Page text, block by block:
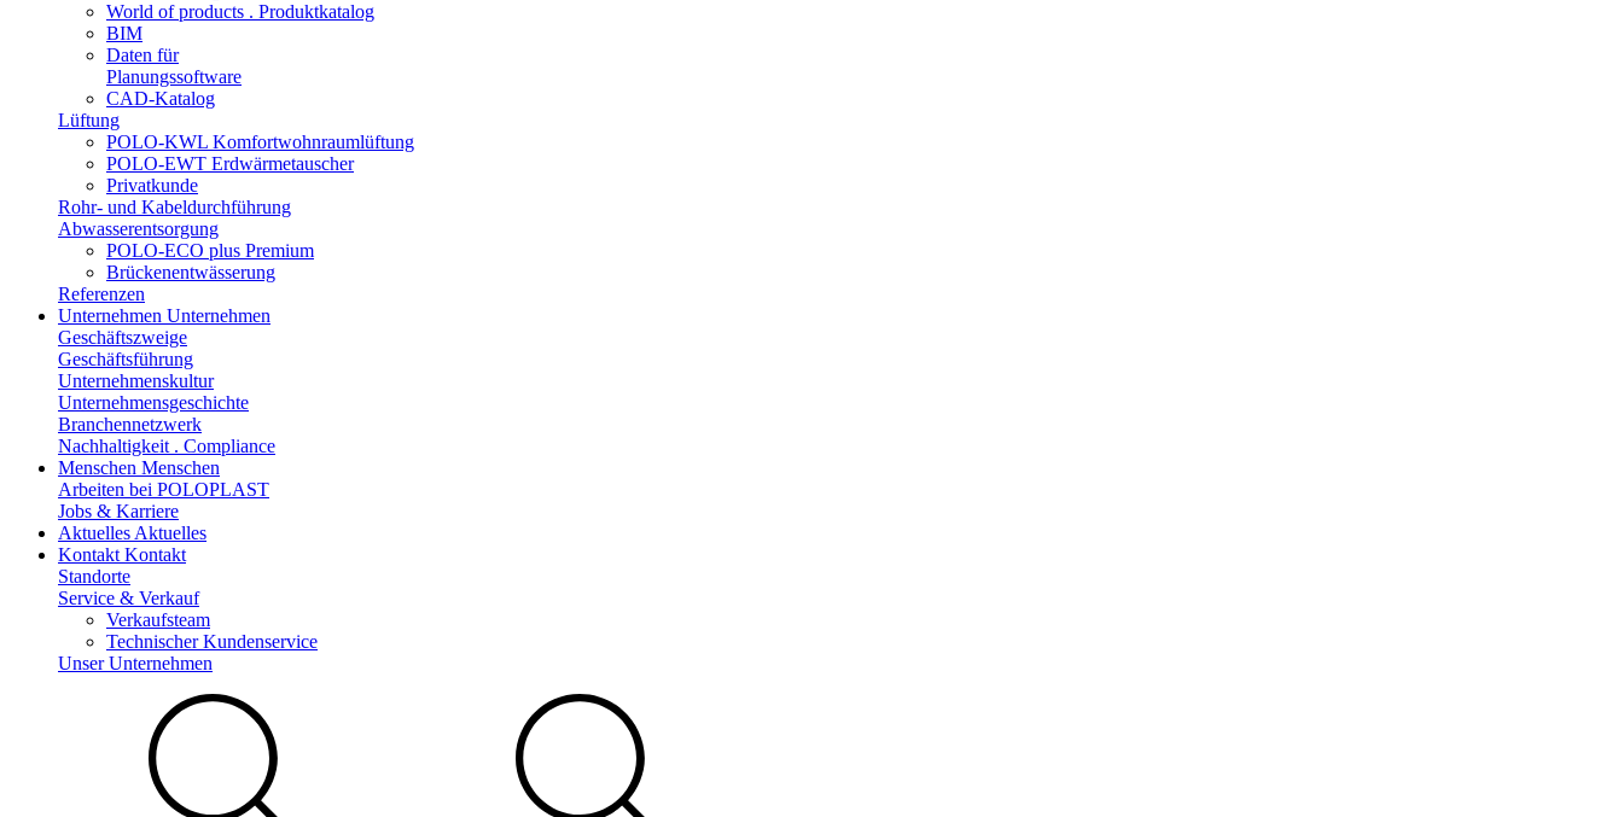
World of products . Produktkatalog
BIM
Daten für
Planungssoftware
CAD-Katalog
Lüftung
POLO-KWL Komfortwohnraumlüftung
POLO-EWT Erdwärmetauscher
Privatkunde
Rohr- und Kabeldurchführung
Abwasserentsorgung
POLO-ECO plus Premium
Brückenentwässerung
Referenzen
Unternehmen Unternehmen
Geschäftszweige
Geschäftsführung
Unternehmenskultur
Unternehmensgeschichte
Branchennetzwerk
Nachhaltigkeit . Compliance
Menschen Menschen
Arbeiten bei POLOPLAST
Jobs & Karriere
Aktuelles Aktuelles
Kontakt Kontakt
Standorte
Service & Verkauf
Verkaufsteam
Technischer Kundenservice
Unser Unternehmen